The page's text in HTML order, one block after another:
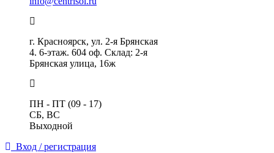
г. Красноярск, ул. 2-я Брянская
4. 6-этаж. 604 оф. Склад: 2-я
Брянская улица, 16ж
ПН - ПТ (09 - 17)
СБ, ВС
Выходной
Вход / регистрация